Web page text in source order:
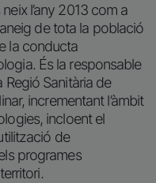
l’any 2013 com a
de tota la població
la conducta
És la responsable
Regió Sanitària de
incrementant l’àmbit
incloent el
de
programes